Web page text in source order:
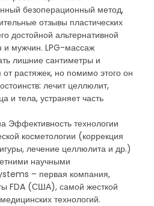
безоперационный метод,
отзывы пластических
достойной альтернативной
мужчин. LPG-массаж
лишние сантиметры и
растяжек, но помимо этого он
лечит целлюлит,
и тела, устраняет часть
Эффективность технологии
косметологии (коррекция
лечение целлюлита и др.)
научными
– первая компания,
FDA (США), самой жесткой
технологий.